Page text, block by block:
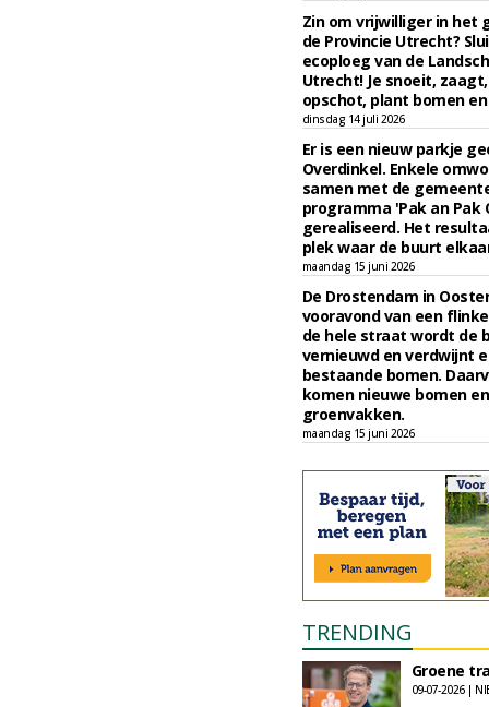
Zin om vrijwilliger in het
de Provincie Utrecht?
ecoploeg van de
Utrecht! Je snoeit,
opschot, plant bomen
dinsdag 14 juli 2026
Er is een nieuw parkje
Overdinkel. Enkele
samen met de
programma 'Pak an Pak
gerealiseerd. Het
plek waar de buurt
maandag 15 juni 2026
De Drostendam in
vooravond van een
de hele straat wordt de
vernieuwd en verdwijnt
bestaande bomen.
komen nieuwe bomen
groenvakken.
maandag 15 juni 2026
TRENDING
Groene
09-07-2026 |